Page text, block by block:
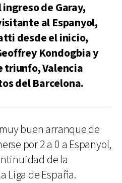
ingreso de Garay,
al Espanyol,
desde el inicio,
Kondogbia y
triunfo, Valencia
del Barcelona.
buen arranque de
por 2 a 0 a Espanyol,
de la
Liga de España.